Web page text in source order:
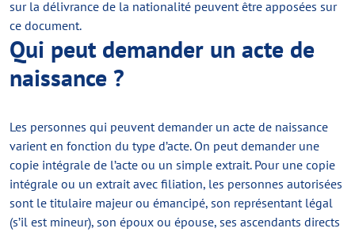
sur la délivrance de la nationalité peuvent être apposées sur
ce document.
Qui peut demander un acte de
naissance ?
Les personnes qui peuvent demander un acte de naissance
varient en fonction du type d’acte. On peut demander une
copie intégrale de l’acte ou un simple extrait. Pour une copie
intégrale ou un extrait avec filiation, les personnes autorisées
sont le titulaire majeur ou émancipé, son représentant légal
(s’il est mineur), son époux ou épouse, ses ascendants directs